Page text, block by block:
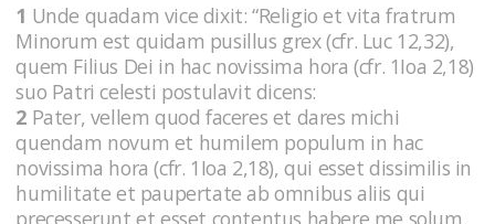
1 Unde quadam vice dixit: “Religio et vita fratrum
Minorum est quidam pusillus grex (cfr. Luc 12,32),
quem Filius Dei in hac novissima hora (cfr. 1Ioa 2,18)
suo Patri celesti postulavit dicens:
2 Pater, vellem quod faceres et dares michi
quendam novum et humilem populum in hac
novissima hora (cfr. 1Ioa 2,18), qui esset dissimilis in
humilitate et paupertate ab omnibus aliis qui
precesserunt et esset contentus habere me solum.